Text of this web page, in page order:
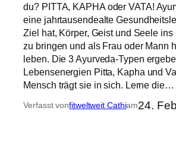
du? PITTA, KAPHA oder VATA!
eine jahrtausendealte
Ziel hat, Körper, Geist und Seele
zu bringen und als Frau oder Mann
leben. Die 3 Ayurveda-Typen
Lebensenergien Pitta, Kapha und
Mensch trägt sie in sich. Lerne die…
Verfasst vonfitweltweit Cathiam24.